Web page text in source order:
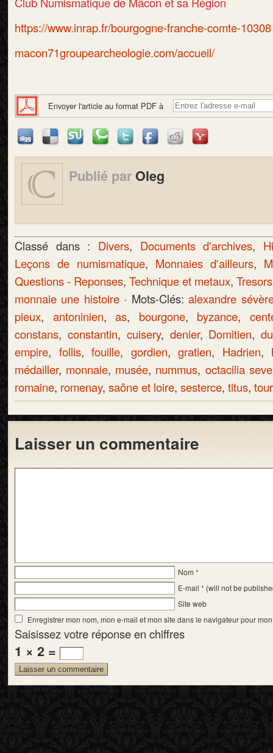
https://www.inrap.fr/bourgogne-franche-comte-10308
macon71groupearcheologie.com/accueil/
Envoyer l'article au format PDF à
Publié par Oleg
Classé dans : Divers, Documents d'archives,
Leçons de numismatique, Monnaies d'ailleurs,
Questions - Reponses, Technique et metaux,
monnaie une histoire· Mots-Clés:alexandre
pieux, antoninien, as, bourgone, byzance,
constans, constantin, cuisery, denier, Domitien,
empire, follis,fouille, gordien,gratien, Hadrien,
médailler, monnaie, musée, nummus, octacilia
romaine, romenay, saône et loire, sesterce, titus,
Laisser un commentaire
Nom *
E-mail * (will not be
Site web
Enregistrer mon nom, mon e-mail et mon site dans le navigateur pour
Saisissez votre réponse en chiffres
1 × 2 =